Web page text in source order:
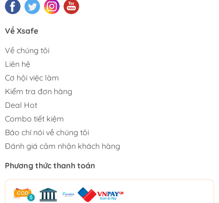
Về Xsafe
Về chúng tôi
Liên hệ
Cơ hội việc làm
Kiểm tra đơn hàng
Deal Hot
Combo tiết kiệm
Báo chí nói về chúng tôi
Đánh giá cảm nhận khách hàng
Phương thức thanh toán